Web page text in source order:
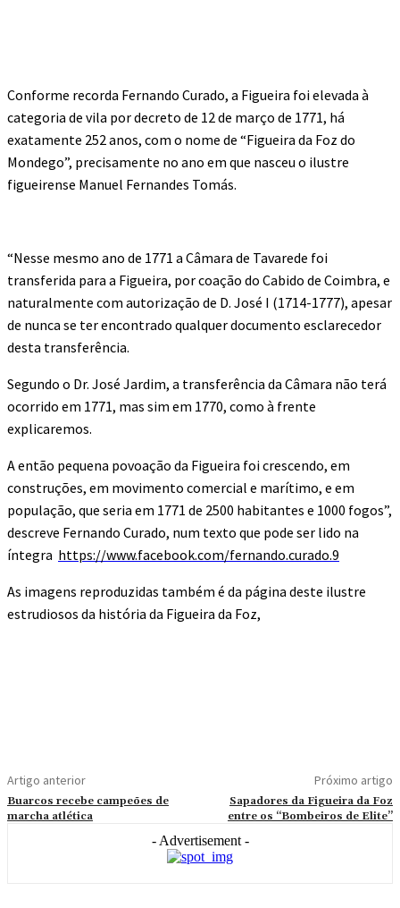
Conforme recorda Fernando Curado, a Figueira foi elevada à
categoria de vila por decreto de 12 de março de 1771, há
exatamente 252 anos, com o nome de “Figueira da Foz do
Mondego”, precisamente no ano em que nasceu o ilustre
figueirense Manuel Fernandes Tomás.
“Nesse mesmo ano de 1771 a Câmara de Tavarede foi
transferida para a Figueira, por coação do Cabido de Coimbra, e
naturalmente com autorização de D. José I (1714-1777), apesar
de nunca se ter encontrado qualquer documento esclarecedor
desta transferência.
Segundo o Dr. José Jardim, a transferência da Câmara não terá
ocorrido em 1771, mas sim em 1770, como à frente
explicaremos.
A então pequena povoação da Figueira foi crescendo, em
construções, em movimento comercial e marítimo, e em
população, que seria em 1771 de 2500 habitantes e 1000 fogos”,
descreve Fernando Curado, num texto que pode ser lido na
íntegra https://www.facebook.com/fernando.curado.9
As imagens reproduzidas também é da página deste ilustre
estrudiosos da história da Figueira da Foz,
Artigo anterior
Buarcos recebe campeões de
marcha atlética
Próximo artigo
Sapadores da Figueira da Foz
entre os “Bombeiros de Elite”
- Advertisement -